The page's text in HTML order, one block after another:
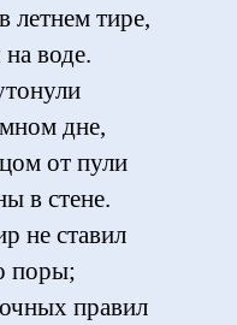
тире,
воде.
дне,
от пули
в стене.
не ставил
поры;
правил